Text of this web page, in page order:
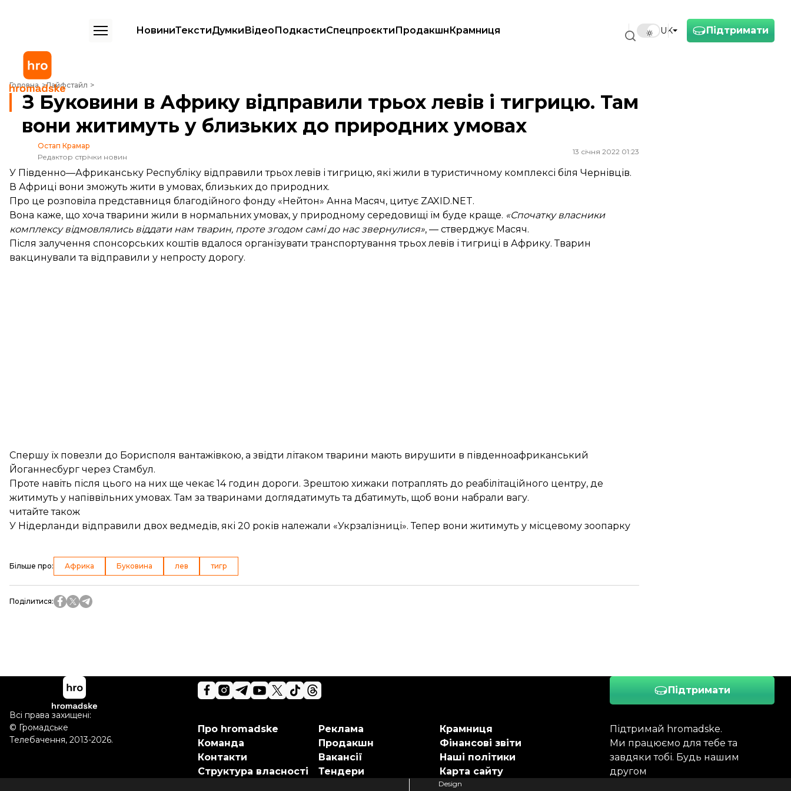
Підтримати
UK
НовиниТекстиДумкиВідеоПодкастиСпецпроєктиПродакшнКрамниця
Головна Лайфстайл
З Буковини в Африку відправили трьох левів і тигрицю. Там вони житимуть у близьких до природних умовах
З Буковини в Африку відправили трьох левів і тигрицю. Там
вони житимуть у близьких до природних умовах
Остап Крамар
Редактор стрічки новин
13 січня 2022 01:23
У Південно—Африканську Республіку відправили трьох левів і тигрицю, які жили в туристичному комплексі біля Чернівців.
В Африці вони зможуть жити в умовах, близьких до природних.
Про це розповіла представниця благодійного фонду «Нейтон» Анна Масяч, цитує ZAXID.NET.
Вона каже, що хоча тварини жили в нормальних умовах, у природному середовищі їм буде краще. «Спочатку власники
комплексу відмовлялись віддати нам тварин, проте згодом самі до нас звернулися», — стверджує Масяч.
Після залучення спонсорських коштів вдалося організувати транспортування трьох левів і тигриці в Африку. Тварин
вакцинували та відправили у непросту дорогу.
Спершу їх повезли до Борисполя вантажівкою, а звідти літаком тварини мають вирушити в південноафриканський
Йоганнесбург через Стамбул.
Проте навіть після цього на них ще чекає 14 годин дороги. Зрештою хижаки потраплять до реабілітаційного центру, де
житимуть у напіввільних умовах. Там за тваринами доглядатимуть та дбатимуть, щоб вони набрали вагу.
читайте також
У Нідерланди відправили двох ведмедів, які 20 років належали «Укрзалізниці». Тепер вони житимуть у місцевому зоопарку
Більше про: Африка Буковина лев тигр
Поділитися:
Підтримати
Підтримай hromadske.
Ми працюємо для тебе та
завдяки тобі. Будь нашим
другом
Про hromadske
Команда
Контакти
Структура власності
Реклама
Продакшн
Вакансії
Тендери
Крамниця
Фінансові звіти
Наші політики
Карта сайту
Всі права захищені:
© Громадське
Телебачення, 2013-2026.
Design